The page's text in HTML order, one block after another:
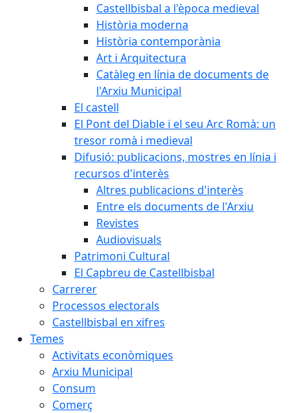
Castellbisbal a l'època medieval
Història moderna
Història contemporània
Art i Arquitectura
Catàleg en línia de documents de
l'Arxiu Municipal
El castell
El Pont del Diable i el seu Arc Romà: un
tresor romà i medieval
Difusió: publicacions, mostres en línia i
recursos d'interès
Altres publicacions d'interès
Entre els documents de l'Arxiu
Revistes
Audiovisuals
Patrimoni Cultural
El Capbreu de Castellbisbal
Carrerer
Processos electorals
Castellbisbal en xifres
Temes
Activitats econòmiques
Arxiu Municipal
Consum
Comerç